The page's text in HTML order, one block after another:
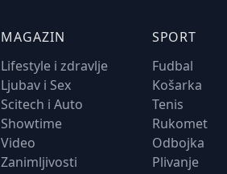
MAGAZIN
Lifestyle i zdravlje
Ljubav i Sex
Scitech i Auto
Showtime
Video
Zanimljivosti
SPORT
Fudbal
Košarka
Tenis
Rukomet
Odbojka
Plivanje